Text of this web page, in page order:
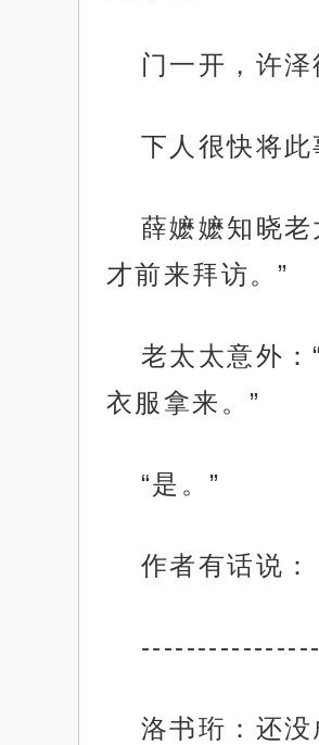
门一开，许泽
下人很快将此
薛嬷嬷知晓
才前来拜访。”
老太太意外
衣服拿来。”
“是。”
作者有话说：
洛书珩：还没